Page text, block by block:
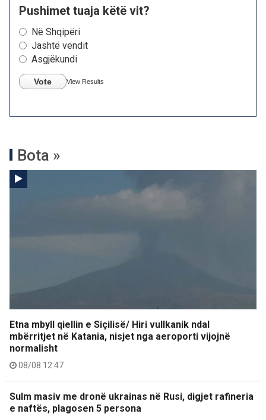
Pushimet tuaja këtë vit?
Në Shqipëri
Jashtë vendit
Asgjëkundi
Vote View Results
Bota »
Etna mbyll qiellin e Siçilisë/ Hiri vullkanik ndal
mbërritjet në Katania, nisjet nga aeroporti vijojnë
normalisht
08/08 12:47
Sulm masiv me dronë ukrainas në Rusi, digjet rafineria
e naftës, plagosen 5 persona